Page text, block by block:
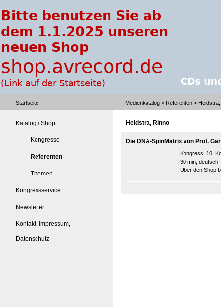
Startseite Medienkatalog > Referenten > Heidstra,
Katalog / Shop
Kongresse
Referenten
Themen
Kongressservice
Newsletter
Kontakt, Impressum,
Datenschutz
Heidstra, Rinno
Die DNA-SpinMatrix von Prof.
Kongress: 10.
30 min, deutsch
Über den Shop